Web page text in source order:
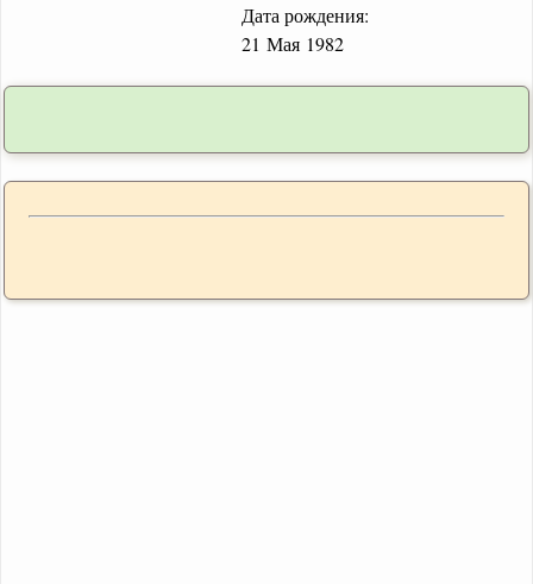
Дата рождения:
21 Мая 1982